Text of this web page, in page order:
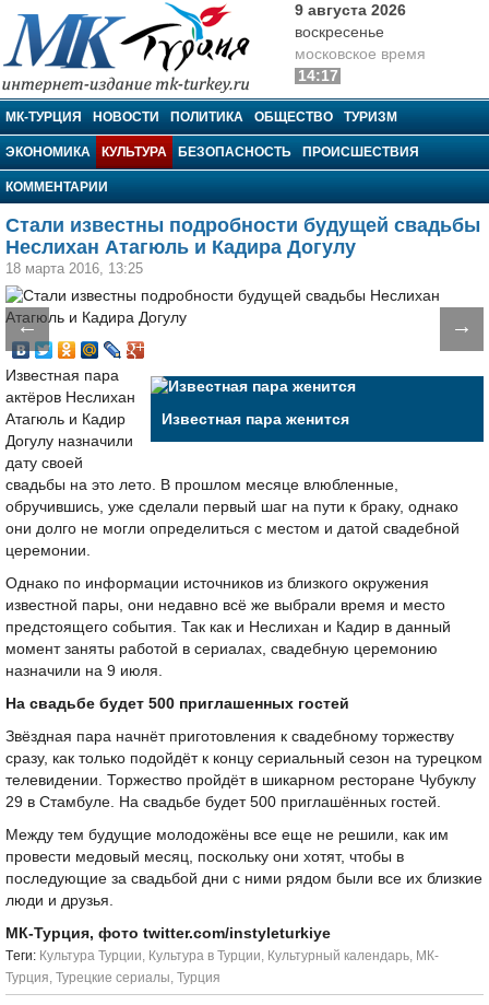
МК-Турция
9 августа 2026
воскресенье
московское время
14:17
МК-ТУРЦИЯ НОВОСТИ ПОЛИТИКА ОБЩЕСТВО ТУРИЗМ
ЭКОНОМИКА КУЛЬТУРА БЕЗОПАСНОСТЬ ПРОИСШЕСТВИЯ
КОММЕНТАРИИ
Стали известны подробности будущей свадьбы
Неслихан Атагюль и Кадира Догулу
18 марта 2016, 13:25
← →
Известная пара женится
Известная пара
актёров Неслихан
Атагюль и Кадир
Догулу назначили
дату своей
свадьбы на это лето. В прошлом месяце влюбленные,
обручившись, уже сделали первый шаг на пути к браку, однако
они долго не могли определиться с местом и датой свадебной
церемонии.
Однако по информации источников из близкого окружения
известной пары, они недавно всё же выбрали время и место
предстоящего события. Так как и Неслихан и Кадир в данный
момент заняты работой в сериалах, свадебную церемонию
назначили на 9 июля.
На свадьбе будет 500 приглашенных гостей
Звёздная пара начнёт приготовления к свадебному торжеству
сразу, как только подойдёт к концу сериальный сезон на турецком
телевидении. Торжество пройдёт в шикарном ресторане Чубуклу
29 в Стамбуле. На свадьбе будет 500 приглашённых гостей.
Между тем будущие молодожёны все еще не решили, как им
провести медовый месяц, поскольку они хотят, чтобы в
последующие за свадьбой дни с ними рядом были все их близкие
люди и друзья.
МК-Турция, фото twitter.com/instyleturkiye
Tеги: Культура Турции, Культура в Турции, Культурный календарь, МК-
Турция, Турецкие сериалы, Турция